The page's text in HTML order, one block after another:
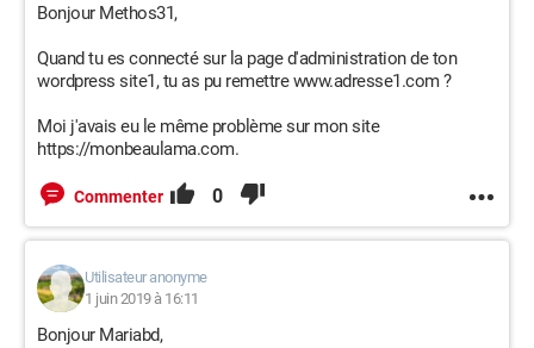
Bonjour Methos31,
Quand tu es connecté sur la page d'administration de ton
wordpress site1, tu as pu remettre www.adresse1.com ?
Moi j'avais eu le même problème sur mon site
https://monbeaulama.com.
Commenter 0
Utilisateur anonyme
1 juin 2019 à 16:11
Bonjour Mariabd,